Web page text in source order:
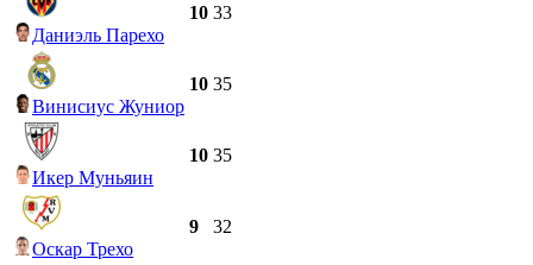
Даниэль Парехо
10 33
Винисиус Жуниор
10 35
Икер Муньяин
10 35
Оскар Трехо
9 32